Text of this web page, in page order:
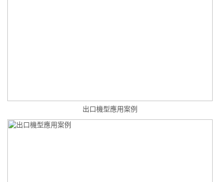
出口機型應用案例